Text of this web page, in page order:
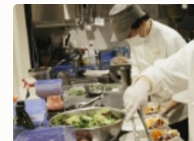
開する等、地元や近郊のお客様
けたおかげにより、2023年3月に
ることが出来ました。
リベルテは、お客様の笑顔の花
られるよう、全スタッフで丁寧
層おいしいリベルテの味わいを
いります。